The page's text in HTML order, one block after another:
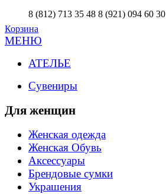
8 (812) 713 35 48 8 (921) 094 60 30
Корзина
МЕНЮ
АТЕЛЬЕ
Сувениры
Для женщин
Женская одежда
Женская Обувь
Аксессуары
Брендовые сумки
Украшения